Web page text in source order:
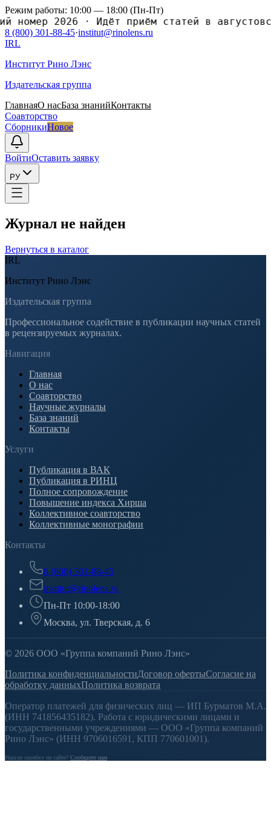
Режим работы: 10:00 — 18:00 (Пн-Пт)
2026·Идёт приём статей в
8 (800) 301-88-45·institut@rinolens.ru
IRL
Институт Рино Лэнс
Издательская группа
ГлавнаяО насБаза знанийКонтакты
Соавторство
СборникиНовое
ВойтиОставить заявку
РУ
Журнал не найден
Вернуться в каталог
IRL
Институт Рино Лэнс
Издательская группа
Профессиональное содействие в публикации научных статей
в рецензируемых журналах.
Навигация
Главная
О нас
Соавторство
Научные журналы
База знаний
Контакты
Услуги
Публикация в ВАК
Публикация в РИНЦ
Полное сопровождение
Повышение индекса Хирша
Коллективное соавторство
Коллективные монографии
Контакты
8 (800) 301-88-45
institut@rinolens.ru
Пн-Пт 10:00-18:00
Москва, ул. Тверская, д. 6
© 2026 ООО «Группа компаний Рино Лэнс»
Политика конфиденциальностиДоговор офертыСогласие на
обработку данныхПолитика возврата
Оператор платежей для физических лиц — ИП Бурматов М.А.
(ИНН 741856435182). Работа с юридическими лицами и
государственными учреждениями — ООО «Группа компаний
Рино Лэнс» (ИНН 9706016591, КПП 770601001).
Нашли ошибку на сайте? Сообщите нам